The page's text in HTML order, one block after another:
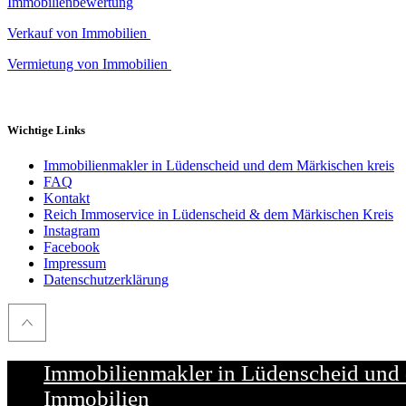
Verkauf von Immobilien
Vermietung von Immobilien
Wichtige Links
Immobilienmakler in Lüdenscheid und dem Märkischen kreis
FAQ
Kontakt
Reich Immoservice in Lüdenscheid & dem Märkischen Kreis
Instagram
Facebook
Impressum
Datenschutzerklärung
Immobilienmakler in Lüdenscheid und
Immobilien